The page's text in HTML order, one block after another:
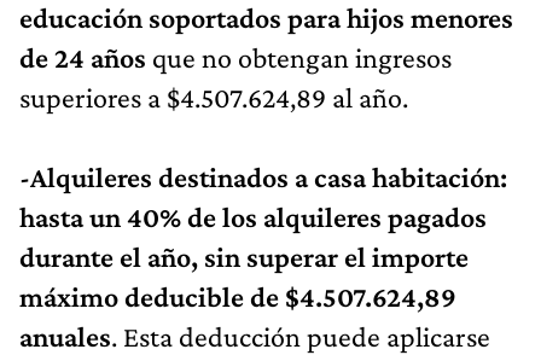
educación soportados para hijos menores
de 24 años que no obtengan ingresos
superiores a $4.507.624,89 al año.
-Alquileres destinados a casa habitación:
hasta un 40% de los alquileres pagados
durante el año, sin superar el importe
máximo deducible de $4.507.624,89
anuales. Esta deducción puede aplicarse